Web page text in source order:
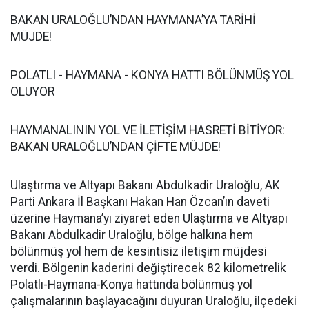
BAKAN URALOĞLU’NDAN HAYMANA’YA TARİHİ
MÜJDE!
POLATLI - HAYMANA - KONYA HATTI BÖLÜNMÜŞ YOL
OLUYOR
HAYMANALININ YOL VE İLETİŞİM HASRETİ BİTİYOR:
BAKAN URALOĞLU’NDAN ÇİFTE MÜJDE!
Ulaştırma ve Altyapı Bakanı Abdulkadir Uraloğlu, AK
Parti Ankara İl Başkanı Hakan Han Özcan’ın daveti
üzerine Haymana’yı ziyaret eden Ulaştırma ve Altyapı
Bakanı Abdulkadir Uraloğlu, bölge halkına hem
bölünmüş yol hem de kesintisiz iletişim müjdesi
verdi. Bölgenin kaderini değiştirecek 82 kilometrelik
Polatlı-Haymana-Konya hattında bölünmüş yol
çalışmalarının başlayacağını duyuran Uraloğlu, ilçedeki